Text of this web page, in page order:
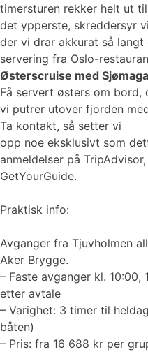
timersturen rekker helt ut
det ypperste, skreddersyr
der vi drar akkurat så langt
servering fra Oslo-
Østerscruise med
Få servert østers om bord,
vi putrer utover fjorden
Ta kontakt, så setter vi
opp noe eksklusivt som
anmeldelser på
GetYourGuide.
Praktisk info:
Avganger fra Tjuvholmen
Aker Brygge.
– Faste avganger kl.
etter avtale
– Varighet: 3 timer til
båten)
– Pris: fra 16 688 kr per